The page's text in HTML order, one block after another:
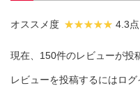
オススメ度 4.3点
現在、150件のレビューが投
レビューを投稿するにはログ